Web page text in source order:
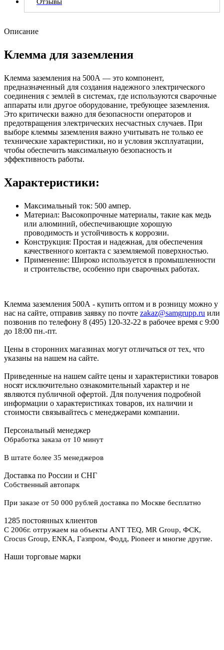
Описание
Клемма для заземления
Клемма заземления на 500А — это компонент,
предназначенный для создания надежного электрического
соединения с землей в системах, где используются сварочные
аппараты или другое оборудование, требующее заземления.
Это критически важно для безопасности операторов и
предотвращения электрических несчастных случаев. При
выборе клеммы заземления важно учитывать не только ее
технические характеристики, но и условия эксплуатации,
чтобы обеспечить максимальную безопасность и
эффективность работы.
Характеристики:
Максимальный ток: 500 ампер.
Материал: Высокопрочные материалы, такие как медь
или алюминий, обеспечивающие хорошую
проводимость и устойчивость к коррозии.
Конструкция: Простая и надежная, для обеспечения
качественного контакта с заземляемой поверхностью.
Применение: Широко используется в промышленности
и строительстве, особенно при сварочных работах.
Клемма заземления 500А - купить оптом и в розницу можно у
нас на сайте, отправив заявку по почте zakaz@samgrupp.ru или
позвонив по телефону 8 (495) 120-32-22 в рабочее время с 9:00
до 18:00 пн.-пт.
Цены в сторонних магазинах могут отличаться от тех, что
указаны на нашем на сайте.
Приведенные на нашем сайте цены и характеристики товаров
носят исключительно ознакомительный характер и не
являются публичной офертой. Для получения подробной
информации о характеристиках товаров, их наличии и
стоимости связывайтесь с менеджерами компании.
Персональный менеджер
Обработка заказа от 10 минут
В штате более 35 менеджеров
Доставка по России и СНГ
Собственный автопарк
При заказе от 50 000 рублей доставка по Москве бесплатно
1285 постоянных клиентов
С 2006г. отгружаем на объекты ANT TEQ, MR Group, ФСК,
Crocus Group, ENKA, Газпром, Фодд, Pioneer и многие другие.
Наши торговые марки